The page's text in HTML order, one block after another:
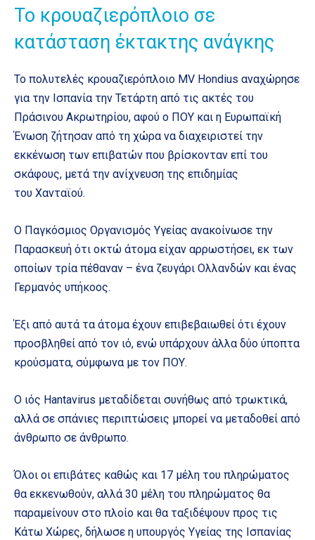
Το κρουαζιερόπλοιο σε
κατάσταση έκτακτης ανάγκης
Το πολυτελές κρουαζιερόπλοιο MV Hondius αναχώρησε
για την Ισπανία την Τετάρτη από τις ακτές του
Πράσινου Ακρωτηρίου, αφού ο ΠΟΥ και η Ευρωπαϊκή
Ένωση ζήτησαν από τη χώρα να διαχειριστεί την
εκκένωση των επιβατών που βρίσκονταν επί του
σκάφους, μετά την ανίχνευση της επιδημίας
του Χανταϊού.
Ο Παγκόσμιος Οργανισμός Υγείας ανακοίνωσε την
Παρασκευή ότι οκτώ άτομα είχαν αρρωστήσει, εκ των
οποίων τρία πέθαναν – ένα ζευγάρι Ολλανδών και ένας
Γερμανός υπήκοος.
Έξι από αυτά τα άτομα έχουν επιβεβαιωθεί ότι έχουν
προσβληθεί από τον ιό, ενώ υπάρχουν άλλα δύο ύποπτα
κρούσματα, σύμφωνα με τον ΠΟΥ.
Ο ιός Hantavirus μεταδίδεται συνήθως από τρωκτικά,
αλλά σε σπάνιες περιπτώσεις μπορεί να μεταδοθεί από
άνθρωπο σε άνθρωπο.
Όλοι οι επιβάτες καθώς και 17 μέλη του πληρώματος
θα εκκενωθούν, αλλά 30 μέλη του πληρώματος θα
παραμείνουν στο πλοίο και θα ταξιδέψουν προς τις
Κάτω Χώρες, δήλωσε η υπουργός Υγείας της Ισπανίας